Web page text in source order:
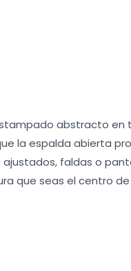
abstracto en
la espalda abierta
faldas o
que seas el centro